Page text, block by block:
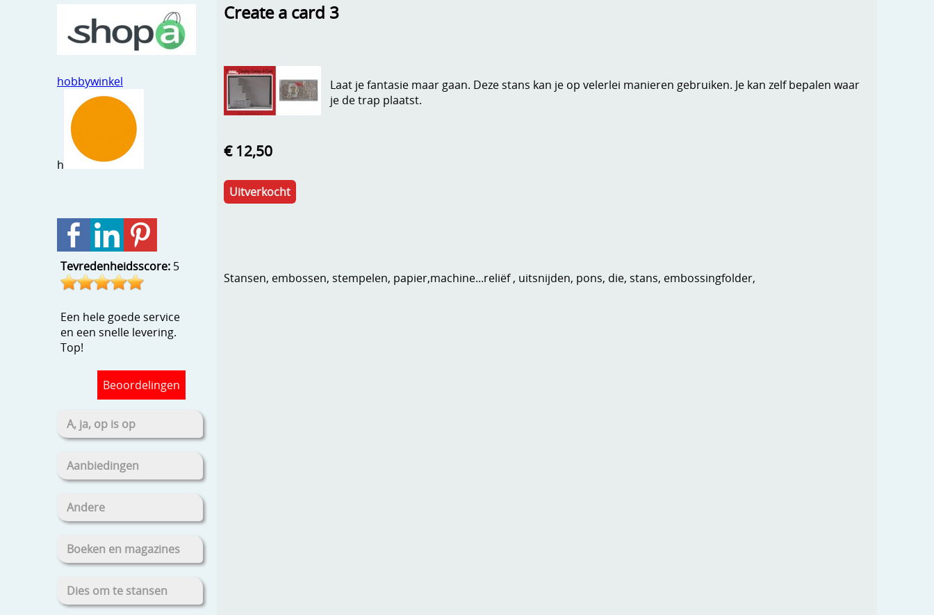
hobbywinkel
h
Tevredenheidsscore: 5
Een hele goede service
en een snelle levering.
Top!
Beoordelingen
A, ja, op is op
Aanbiedingen
Andere
Boeken en magazines
Dies om te stansen
Create a card 3
Laat je fantasie maar gaan. Deze stans kan je op velerlei manieren gebruiken. Je kan zelf bepalen waar
je de trap plaatst.
€ 12,50
Uitverkocht
Stansen, embossen, stempelen, papier,machine...reliëf , uitsnijden, pons, die, stans, embossingfolder,